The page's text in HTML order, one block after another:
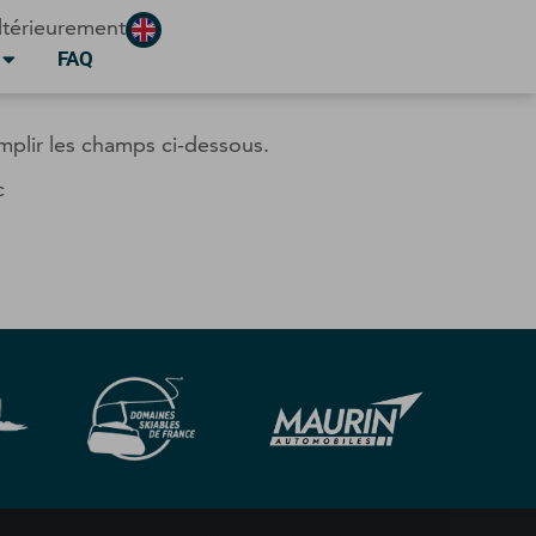
FAQ
les champs ci-dessous.